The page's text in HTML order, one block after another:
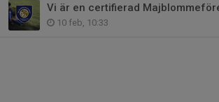
Vi är en certifierad
10 feb, 10:33